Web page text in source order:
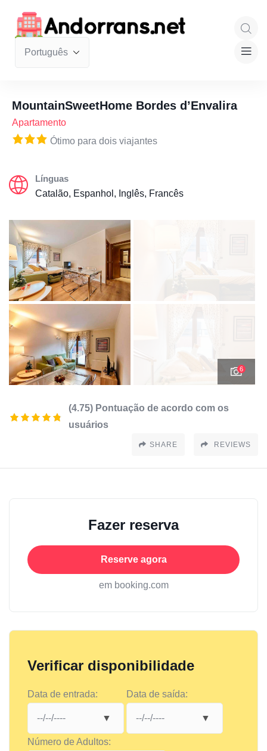
MountainSweetHome Bordes d’Envalira
Apartamento
Ótimo para dois viajantes
Línguas
Catalão, Espanhol, Inglês, Francês
6
(4.75) Pontuação de acordo com os
usuários
SHARE REVIEWS
Fazer reserva
Reserve agora
em booking.com
Verificar disponibilidade
Data de entrada: Data de saída:
Número de Adultos: